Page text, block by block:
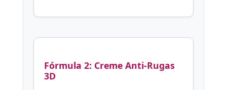
Fórmula 2: Creme Anti-Rugas
3D